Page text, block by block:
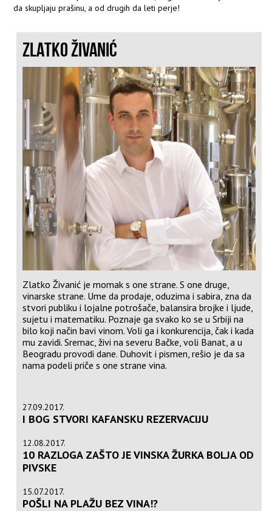
da skupljaju prašinu, a od drugih da leti perje!
ZLATKO ŽIVANIĆ
Zlatko Živanić je momak s one strane. S one druge,
vinarske strane. Ume da prodaje, oduzima i sabira, zna da
stvori publiku i lojalne potrošače, balansira brojke i ljude,
sujetu i matematiku. Poznaje ga svako ko se u Srbiji na
bilo koji način bavi vinom. Voli ga i konkurencija, čak i kada
mu zavidi. Sremac, živi na severu Bačke, voli Banat, a u
Beogradu provodi dane. Duhovit i pismen, rešio je da sa
nama podeli priče s one strane vina.
27.09.2017.
I BOG STVORI KAFANSKU REZERVACIJU
12.08.2017.
10 RAZLOGA ZAŠTO JE VINSKA ŽURKA BOLJA OD
PIVSKE
15.07.2017.
POŠLI NA PLAŽU BEZ VINA!?